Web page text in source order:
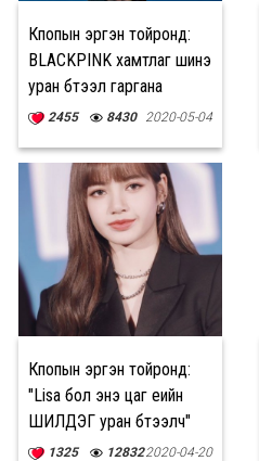
Кпопын эргэн тойронд:
BLACKPINK хамтлаг шинэ
уран бүтээл гаргана
2455 8430 2020-05-04
Кпопын эргэн тойронд:
"Lisa бол энэ цаг үеийн
ШИЛДЭГ уран бүтээлч"
1325 128322020-04-20